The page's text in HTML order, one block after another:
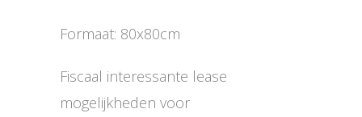
Formaat: 80x80cm
Fiscaal interessante lease
mogelijkheden voor